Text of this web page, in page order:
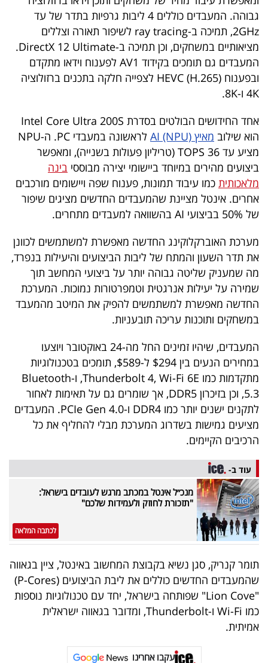
ניוזלטרים
מייל
אדום
פרסמו
באייס
עקבו
אחרינו:
גבוהה. המעבדים כוללים 4 ליבות גרפיות בתדר של עד
2GHz, תמיכה ב-ray tracing לשיפור תאורה וצללים
מציאותיים במשחקים, וכן תמיכה ב-DirectX 12 Ultimate.
המעבדים גם תומכים בקידוד AV1 לפענוח וידאו מתקדם
ובפענוח HEVC (H.265) לצפייה חלקה בתכנים ברזולוציה
4K ו-8K.
אחד החידושים הבולטים בסדרת Intel Core Ultra 200S
הוא שילוב מאיץ AI (NPU)
לראשונה במעבדי PC. ה-NPU
מציע עד 36 TOPS (טריליון פעולות בשנייה), ומאפשר
ביצועים מהירים במיוחד ביישומי יצירה מבוססי בינה
מלאכותית כמו עיבוד תמונות, פענוח שפה ויישומים מורכבים
אחרים. אינטל מציינת שהמעבדים החדשים מציגים שיפור
של 50% בביצועי AI בהשוואה למעבדים מתחרים.
מערכת האוברקלוקינג החדשה מאפשרת למשתמשים לכוונן
את תדר השעון והמתח של ליבות הביצועים והיעילות בנפרד,
מה שמעניק שליטה גבוהה יותר על ביצועי המחשב תוך
שמירה על יעילות אנרגטית וטמפרטורות נמוכות. המערכת
החדשה מאפשרת למשתמשים להפיק את המיטב מהמעבד
במשחקים ותוכנות עריכה תובעניות.
המעבדים, שיהיו זמינים החל מה-24 באוקטובר ויוצעו
במחירים הנעים בין $294 ל-$589, תומכים בטכנולוגיות
מתקדמות כמו Thunderbolt 4, Wi-Fi 6E, ו-Bluetooth
5.3, וכן בזיכרון DDR5, אך שומרים גם על תאימות לאחור
לתקנים ישנים יותר כמו DDR4 ו-PCIe Gen 4.0. המעבדים
מציעים גמישות בשדרוג המערכת מבלי להחליף את כל
הרכיבים הקיימים.
עוד ב-
מנכ״ל אינטל במכתב מרגש לעובדים בישראל:
"תזכורת לחוזק ולעמידות שלכם"
לכתבה המלאה
תומר קנריק, סגן נשיא בקבוצת המחשוב באינטל, ציין בגאווה
שהמעבדים החדשים כוללים את ליבת הביצועים (P-Cores)
"Lion Cove" שפותחה בישראל, יחד עם טכנולוגיות נוספות
כמו Wi-Fi ו-Thunderbolt, ומדובר בגאווה ישראלית
אמיתית.
עקבו אחרינו